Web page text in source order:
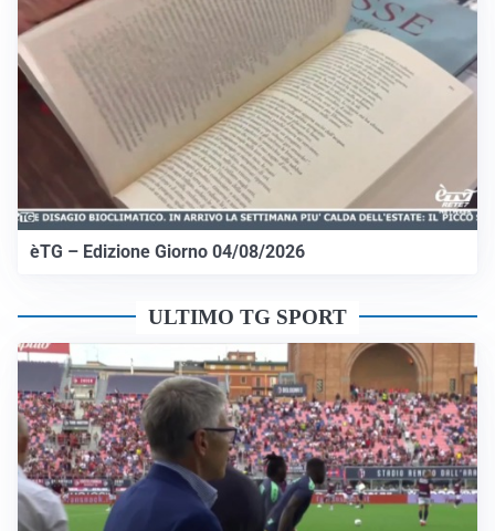
èTG – Edizione Giorno 04/08/2026
ULTIMO TG SPORT